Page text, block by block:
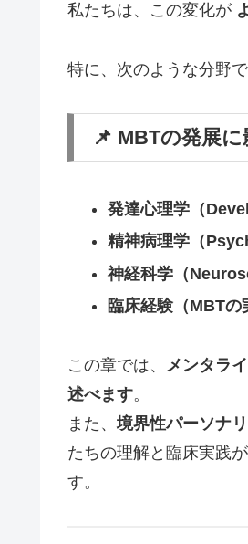
私たちは、この変化が
特に、次のような分野
📌 MBTの発展
発達心理学（
精神病理学（
神経科学（
臨床経験（MBTの
この章では、
メンタラ
述べます。
また、境界性パーソナ
たちの理解と臨床実践
す。